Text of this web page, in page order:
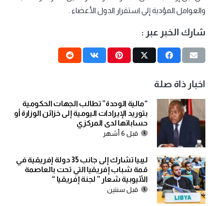
والعوامل المؤدية إلي استقرار الدول الأعضاء .
شارك الخبر عبر :
اخبار ذاة صلة
“مالية الوحدة” تطالب الجهات الحكومية
بتوريد الإيرادات اليومية إلى خزائن الوزارة أو
حساباتها لدى المركزي
قبل 6 أشهر
ليبيا تشارك إلى جانب 35 دولة إفريقية في
قمة شباب إفريقيا التي تحت بالعاصمة
الأثيوبية شعار ” لجنة إفريقيا “
قبل سنتين